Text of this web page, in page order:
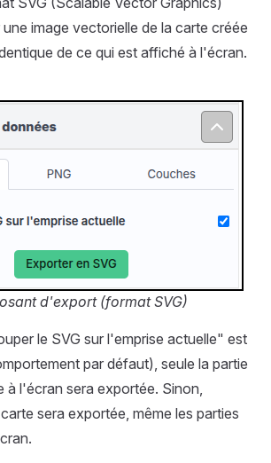
image vectorielle de la carte créée
de ce qui est affiché à l'écran.
d'export (format SVG)
le SVG sur l'emprise actuelle" est
par défaut), seule la partie
à l'écran sera exportée. Sinon,
sera exportée, même les parties